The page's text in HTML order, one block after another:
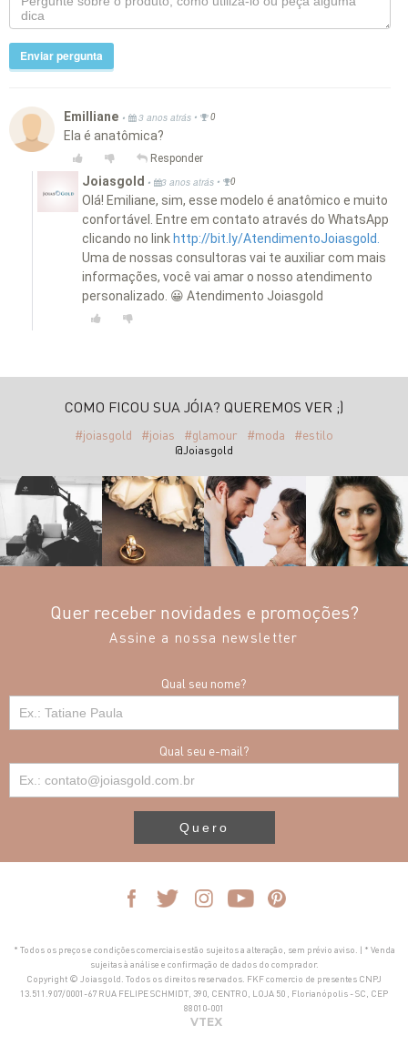
Enviar pergunta
Emilliane • 3 anos atrás • 0
Ela é anatômica?
Responder
Joiasgold • 3 anos atrás • 0
Olá! Emiliane, sim, esse modelo é anatômico e muito
confortável. Entre em contato através do WhatsApp
clicando no link http://bit.ly/AtendimentoJoiasgold.
Uma de nossas consultoras vai te auxiliar com mais
informações, você vai amar o nosso atendimento
personalizado. 😀 Atendimento Joiasgold
COMO FICOU SUA JÓIA? QUEREMOS VER ;)
#joiasgold #joias #glamour #moda #estilo
@Joiasgold
Quer receber novidades e promoções?
Assine a nossa newsletter
Qual seu nome?
Qual seu e-mail?
Quero
* Todos os preços e condições comerciais estão sujeitos a alteração, sem prévio aviso. | * Venda
sujeitas à análise e confirmação de dados do comprador.
Copyright © Joiasgold. Todos os direitos reservados. FKF comercio de presentes CNPJ
13.511.907/0001-67 RUA FELIPE SCHMIDT, 390, CENTRO, LOJA 50 , Florianópolis - SC, CEP
88010-001
VTEX